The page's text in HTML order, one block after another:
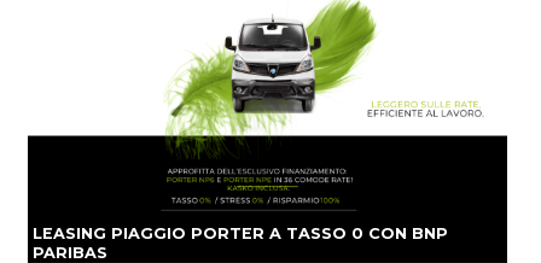
LEASING PIAGGIO PORTER A TASSO 0 CON BNP
PARIBAS